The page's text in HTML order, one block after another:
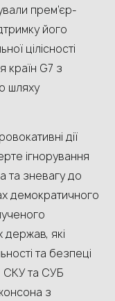
прем’єр-
його
цілісності
країн G7 з
шляху
дії
ігнорування
та зневагу до
демократичного
держав, які
та безпеці
СКУ та СУБ
з